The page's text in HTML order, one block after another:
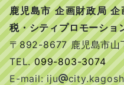
鹿児島市 企画財政局
税・シティプロモーショ
〒892-8677 鹿児島市山
TEL.099-803-3074
E-mail: iju